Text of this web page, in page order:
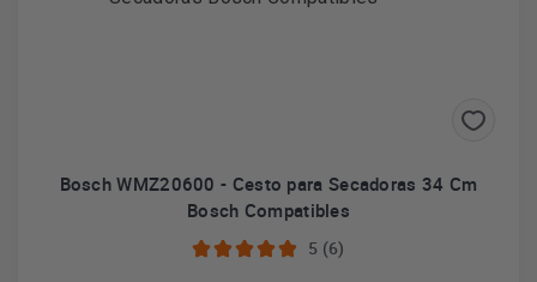
Bosch WMZ20600 - Cesto para Secadoras 34 Cm
Bosch Compatibles
5 (6)